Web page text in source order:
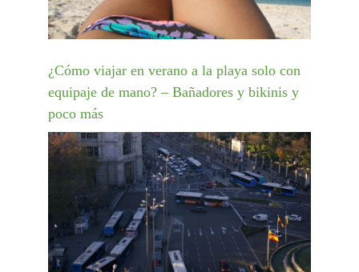
¿Cómo viajar en verano a la playa solo con
equipaje de mano? – Bañadores y bikinis y
poco más